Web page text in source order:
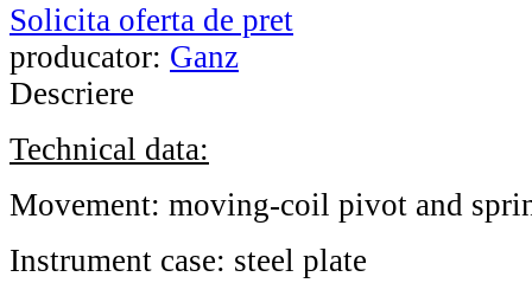
Solicita oferta de pret
producator: Ganz
Descriere
Technical data:
Movement: moving-coil pivot and
Instrument case: steel plate